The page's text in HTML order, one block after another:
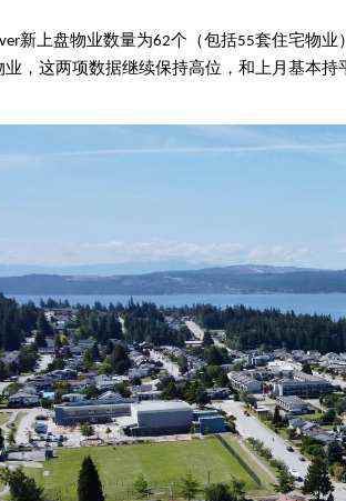
新上盘物业数量为62个（包括55套住宅物业
业，这两项数据继续保持高位，和上月基本持